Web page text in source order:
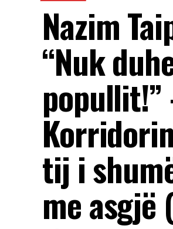
Nazim
“Nuk
tij i
me asgjë